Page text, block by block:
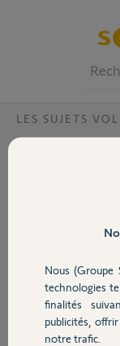
Volet
Sécurité
Domotique
LES SUJETS
suite au
suite au
homecontrol
comment faire pour
télécommande EASY
HABIB K.
il y a plus de 7
Nous (Groupe
technologies
finalités
publicités,
notre trafic.